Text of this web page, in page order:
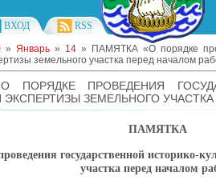
ВХОД RSS
» Январь » 14 » ПАМЯТКА «О порядке
земельного участка перед началом
ПОРЯДКЕ ПРОВЕДЕНИЯ
ЭКСПЕРТИЗЫ ЗЕМЕЛЬНОГО
ПАМЯТКА
государственной историко-
участка перед началом